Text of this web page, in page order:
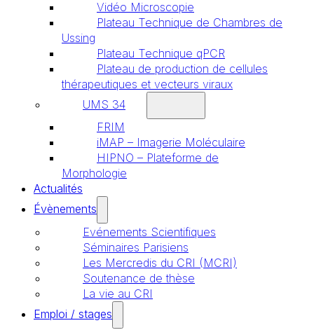
Vidéo Microscopie
Plateau Technique de Chambres de
Ussing
Plateau Technique qPCR
Plateau de production de cellules
thérapeutiques et vecteurs viraux
UMS 34
FRIM
iMAP – Imagerie Moléculaire
HIPNO – Plateforme de
Morphologie
Actualités
Évènements
Evénements Scientifiques
Séminaires Parisiens
Les Mercredis du CRI (MCRI)
Soutenance de thèse
La vie au CRI
Emploi / stages